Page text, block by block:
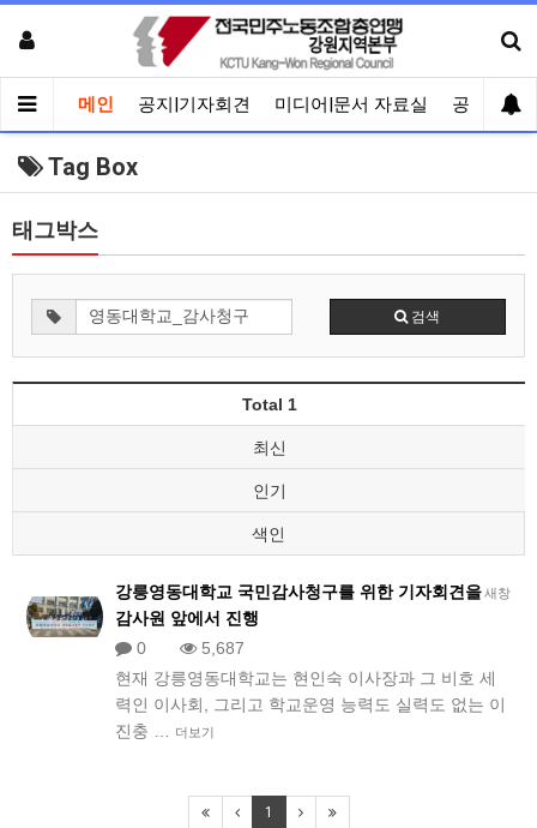
메인 공지|기자회견 미디어|문서 자료실 공유게시
Tag Box
태그박스
검색
Total 1
최신
인기
색인
새창
강릉영동대학교 국민감사청구를 위한 기자회견을
감사원 앞에서 진행
0
5,687
​현재 강릉영동대학교는 현인숙 이사장과 그 비호 세
력인 이사회, 그리고 학교운영 능력도 실력도 없는 이
진충 …
더보기
1